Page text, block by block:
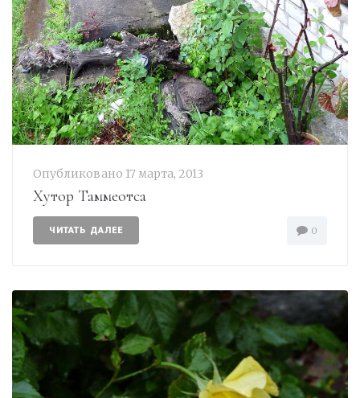
Опубликовано 17 марта, 2013
Хутор Таммеотса
ЧИТАТЬ ДАЛЕЕ 0